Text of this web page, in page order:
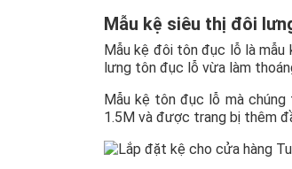
Mẫu kệ siêu thị đôi
Mẫu kệ đôi tôn đục lỗ là mẫu
lưng tôn đục lỗ vừa làm
Mẫu kệ tôn đục lỗ mà
1.5M và được trang bị thêm